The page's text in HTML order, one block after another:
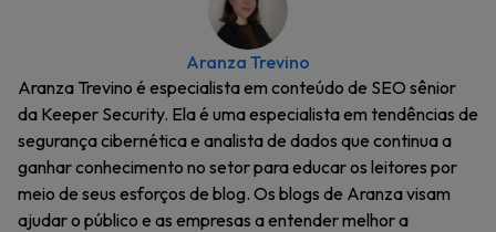
Aranza Trevino
Aranza Trevino é especialista em conteúdo de SEO sênior
da Keeper Security. Ela é uma especialista em tendências de
segurança cibernética e analista de dados que continua a
ganhar conhecimento no setor para educar os leitores por
meio de seus esforços de blog. Os blogs de Aranza visam
ajudar o público e as empresas a entender melhor a